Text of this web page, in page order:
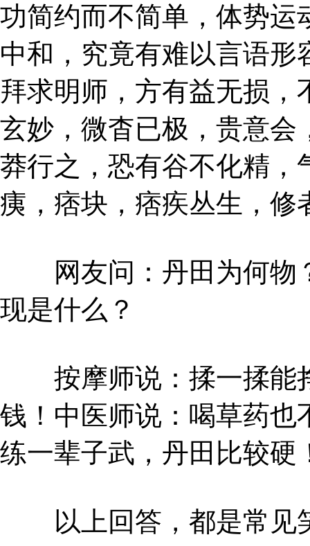
功简约而不简单，体势运
中和，究竟有难以言语
拜求明师，方有益无损
玄妙，微杳已极，贵意会
莽行之，恐有谷不化精，
痍，痞块，痞疾丛生，修
网友问：丹田为何物
现是什么？
按摩师说：揉一揉能
钱！中医师说：喝草药也
练一辈子武，丹田比较硬
以上回答，都是常见